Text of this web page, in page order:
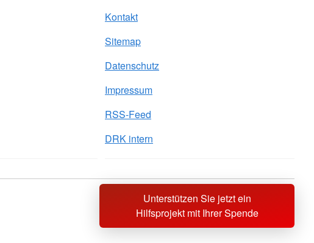
Unterstützen Sie jetzt ein
Hilfsprojekt mit Ihrer Spende
Kontakt
Sitemap
Datenschutz
Impressum
RSS-Feed
DRK intern
Sprache wechseln zu